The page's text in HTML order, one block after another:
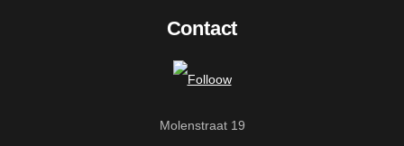
Contact
Molenstraat 19